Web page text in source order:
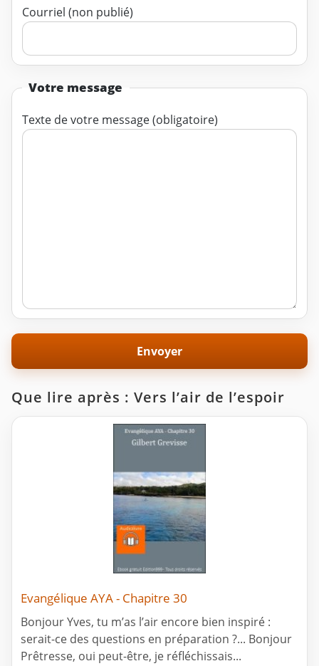
Courriel (non publié)
Votre message
Texte de votre message (obligatoire)
Que lire après : Vers l’air de l’espoir
Evangélique AYA - Chapitre 30
Bonjour Yves, tu m’as l’air encore bien inspiré :
serait-ce des questions en préparation ?... Bonjour
Prêtresse, oui peut-être, je réfléchissais...